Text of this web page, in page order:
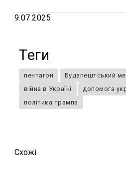
9.07.2025
Теги
пентагон
Будапештський
війна в Україні
допомога
політика трампа
Схожi